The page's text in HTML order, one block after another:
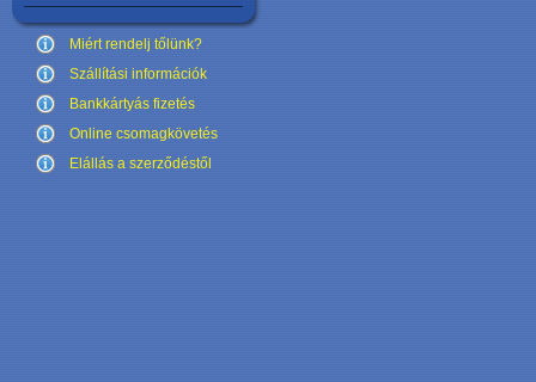
Miért rendelj tőlünk?
Szállítási információk
Bankkártyás fizetés
Online csomagkövetés
Elállás a szerződéstől